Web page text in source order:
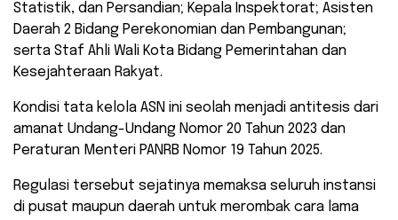
Statistik, dan Persandian; Kepala Inspektorat; Asisten
Daerah 2 Bidang Perekonomian dan Pembangunan;
serta Staf Ahli Wali Kota Bidang Pemerintahan dan
Kesejahteraan Rakyat.
​Kondisi tata kelola ASN ini seolah menjadi antitesis dari
amanat Undang-Undang Nomor 20 Tahun 2023 dan
Peraturan Menteri PANRB Nomor 19 Tahun 2025.
Regulasi tersebut sejatinya memaksa seluruh instansi
di pusat maupun daerah untuk merombak cara lama